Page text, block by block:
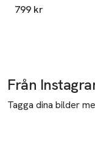
799 kr
Från
Tagga dina bilder